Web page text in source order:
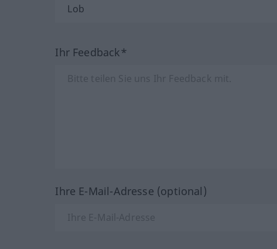
Ihr Feedback*
Ihre E-Mail-Adresse (optional)